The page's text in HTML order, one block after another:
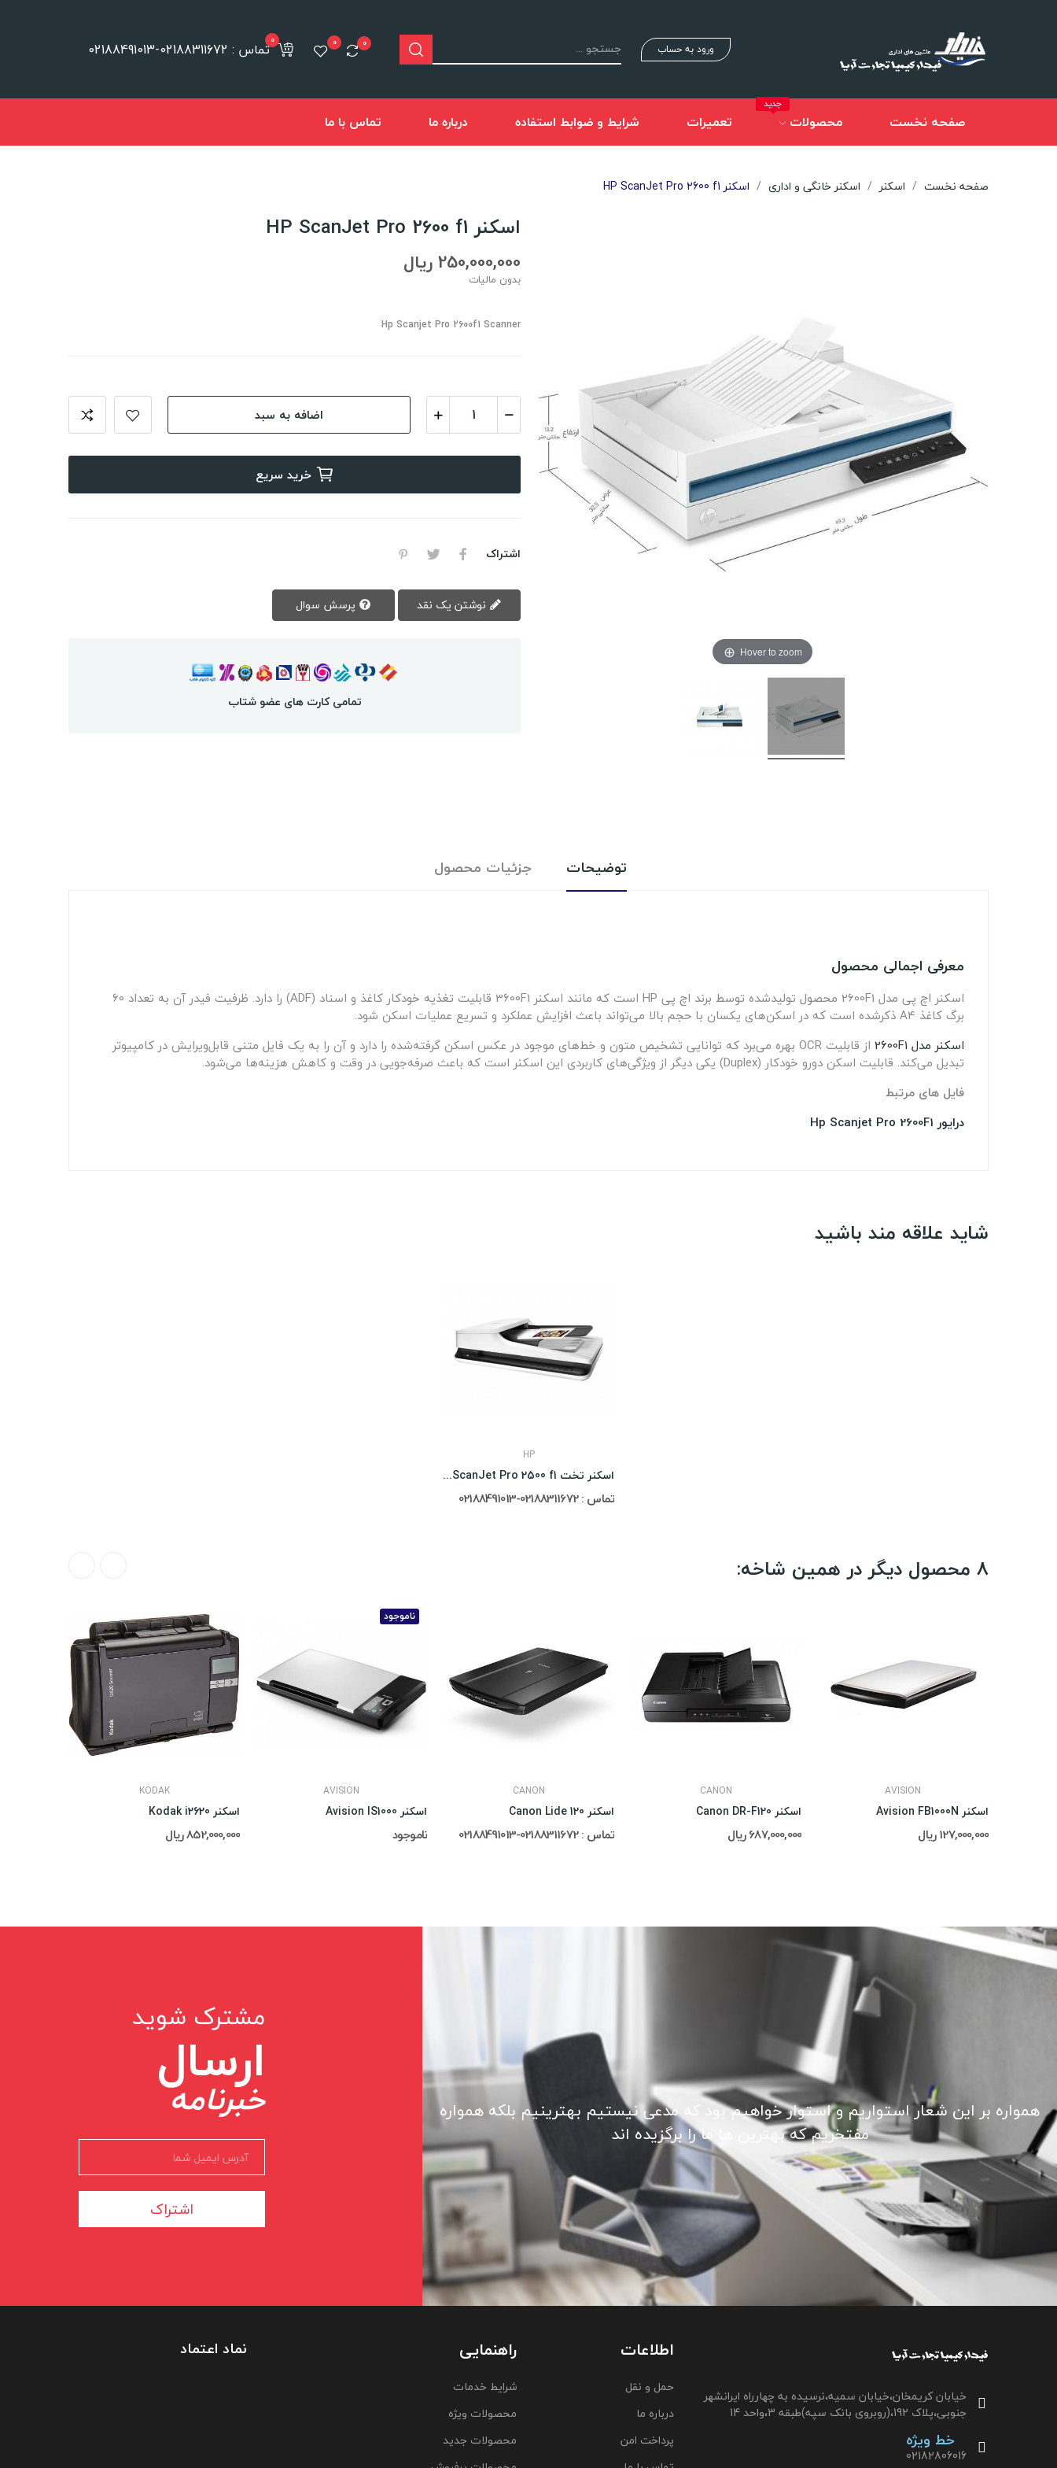
ورود به حساب 0
0 تماس : 02188311672-021884910130
صفحه نخست محصولات
جدید
تعمیرات شرایط و ضوابط استفاده درباره ما تماس با ما
صفحه نخست اسکنر اسکنر خانگی و اداری اسکنر HP ScanJet Pro 2600 f1
Hover to zoom
اسکنر HP ScanJet Pro 2600 f1
250,000,000 ریال
بدون مالیات
Hp Scanjet Pro 2600f1 Scanner
اضافه به سبد
خرید سریع
اشتراک
تمامی کارت های عضو شتاب
توضیحات جزئیات محصول
معرفی اجمالی محصول
اسکنر اچ پی مدل 2600F1 محصول تولیدشده توسط برند اچ پی HP است که مانند اسکنر 3600F1 قابلیت تغذیه خودکار کاغذ و اسناد (ADF)
را دارد. ظرفیت فیدر آن به تعداد 60
برگ کاغذ A4ذکرشده است که در اسکن‌های یکسان با حجم بالا می‌تواند باعث افزایش عملکرد و تسریع عملیات اسکن شود.
اسکنر مدل 2600F1
از قابلیت OCR بهره می‌برد که توانایی تشخیص متون و خط‌های موجود در عکس اسکن گرفته‌شده را دارد و آن را به یک فایل متنی قابل‌ویرایش در کامپیوتر
تبدیل می‌کند. قابلیت اسکن دورو خودکار (Duplex) یکی دیگر از ویژگی‌های کاربردی این اسکنر است که باعث صرفه‌جویی در وقت و کاهش هزینه‌ها می‌شود.
فایل های مرتبط
درایور Hp Scanjet Pro 2600F1
شاید علاقه مند باشید
HP
اسکنر تخت HP ScanJet Pro 2500 f1
تماس : 02188311672-02188491013
8 محصول دیگر در همین شاخه:
KODAK
اسکنر Kodak i2620
852,000,000 ریال
ناموجود
AVISION
اسکنر Avision IS1000
ناموجود
CANON
اسکنر Canon Lide 120
تماس : 02188311672-02188491013
CANON
اسکنر Canon DR-F120
687,000,000 ریال
AVISION
اسکنر Avision FB1000N
127,000,000 ریال
همواره بر این شعار استواریم و استوار خواهیم بود که مدعی نیستیم بهترینیم بلکه همواره
مفتخریم که بهترین ها ما را برگزیده اند
مشترک شوید
ارسال
خبرنامه
اشتراک
خیابان کریمخان،خیابان سمیه،نرسیده به چهارراه ایرانشهر
جنوبی،پلاک 192،(روبروی بانک سپه)طبقه 3،واحد 14
خط ویژه
02182806016
اطلاعات
حمل و نقل
درباره ما
پرداخت امن
راهنمایی
شرایط خدمات
محصولات ویژه
محصولات جدید
نماد اعتماد